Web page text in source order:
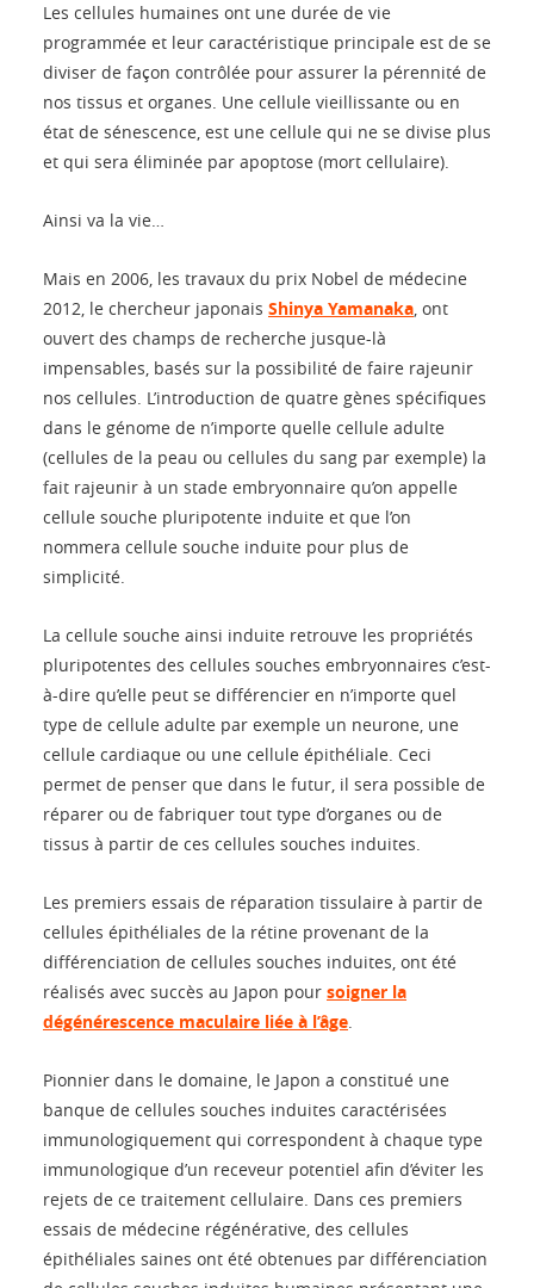
Les cellules humaines ont une durée de vie
programmée et leur caractéristique principale est de se
diviser de façon contrôlée pour assurer la pérennité de
nos tissus et organes. Une cellule vieillissante ou en
état de sénescence, est une cellule qui ne se divise plus
et qui sera éliminée par apoptose (mort cellulaire).
Ainsi va la vie…
Mais en 2006, les travaux du prix Nobel de médecine
2012, le chercheur japonais Shinya Yamanaka, ont
ouvert des champs de recherche jusque-là
impensables, basés sur la possibilité de faire rajeunir
nos cellules. L’introduction de quatre gènes spécifiques
dans le génome de n’importe quelle cellule adulte
(cellules de la peau ou cellules du sang par exemple) la
fait rajeunir à un stade embryonnaire qu’on appelle
cellule souche pluripotente induite et que l’on
nommera cellule souche induite pour plus de
simplicité.
La cellule souche ainsi induite retrouve les propriétés
pluripotentes des cellules souches embryonnaires c’est-
à-dire qu’elle peut se différencier en n’importe quel
type de cellule adulte par exemple un neurone, une
cellule cardiaque ou une cellule épithéliale. Ceci
permet de penser que dans le futur, il sera possible de
réparer ou de fabriquer tout type d’organes ou de
tissus à partir de ces cellules souches induites.
Les premiers essais de réparation tissulaire à partir de
cellules épithéliales de la rétine provenant de la
différenciation de cellules souches induites, ont été
réalisés avec succès au Japon pour soigner la
dégénérescence maculaire liée à l’âge.
Pionnier dans le domaine, le Japon a constitué une
banque de cellules souches induites caractérisées
immunologiquement qui correspondent à chaque type
immunologique d’un receveur potentiel afin d’éviter les
rejets de ce traitement cellulaire. Dans ces premiers
essais de médecine régénérative, des cellules
épithéliales saines ont été obtenues par différenciation